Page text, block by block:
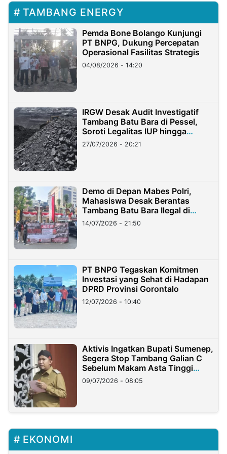
TAMBANG ENERGY
Pemda Bone Bolango Kunjungi
PT BNPG, Dukung Percepatan
Operasional Fasilitas Strategis
04/08/2026 - 14:20
IRGW Desak Audit Investigatif
Tambang Batu Bara di Pessel,
Soroti Legalitas IUP hingga
Stockpile
27/07/2026 - 20:21
Demo di Depan Mabes Polri,
Mahasiswa Desak Berantas
Tambang Batu Bara Ilegal di
Lampung
14/07/2026 - 21:50
PT BNPG Tegaskan Komitmen
Investasi yang Sehat di Hadapan
DPRD Provinsi Gorontalo
12/07/2026 - 10:40
Aktivis Ingatkan Bupati Sumenep,
Segera Stop Tambang Galian C
Sebelum Makam Asta Tinggi
Longsor
09/07/2026 - 08:05
EKONOMI